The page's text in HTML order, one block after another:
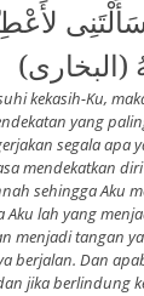
(البخارى)
kekasih-Ku,
yang
segala apa
mendekatkan
sehingga Aku
Aku lah yang
menjadi tangan
berjalan. Dan
jika berlindung